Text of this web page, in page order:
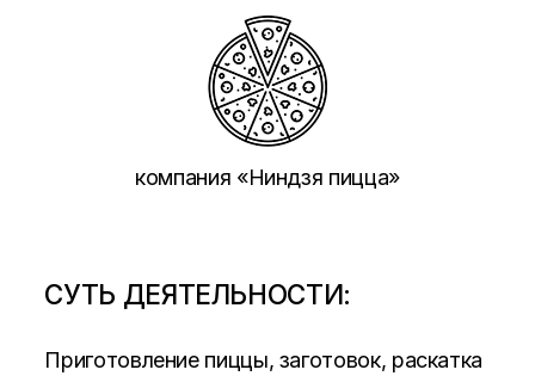
компания «Ниндзя пицца»
СУТЬ ДЕЯТЕЛЬНОСТИ:
Приготовление пиццы, заготовок, раскатка